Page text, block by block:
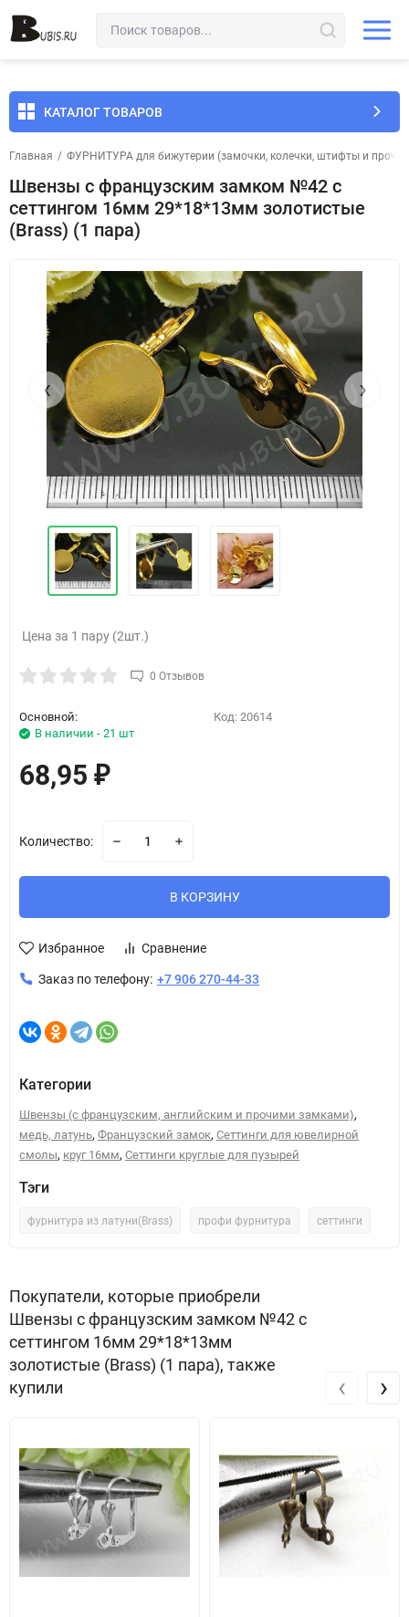
КАТАЛОГ ТОВАРОВ
Главная / ФУРНИТУРА для бижутерии (замочки, колечки, штифты и
Швензы с французским замком №42 с
сеттингом 16мм 29*18*13мм золотистые
(Brass) (1 пара)
‹ ›
Цена за 1 пару (2шт.)
0 Отзывов
Основной:
В наличии - 21 шт
Код: 20614
68,95 ₽
Количество:
В КОРЗИНУ
Избранное Сравнение
Заказ по телефону: +7 906 270-44-33
Категории
Швензы (с французским, английским и прочими замками),
медь, латунь, Французский замок, Сеттинги для ювелирной
смолы, круг 16мм, Сеттинги круглые для пузырей
Тэги
фурнитура из латуни(Brass) профи фурнитура сеттинги
Покупатели, которые приобрели
Швензы с французским замком №42 с
сеттингом 16мм 29*18*13мм
золотистые (Brass) (1 пара), также
купили
‹ ›